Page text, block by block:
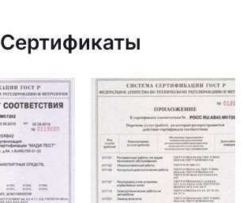
Сертификаты